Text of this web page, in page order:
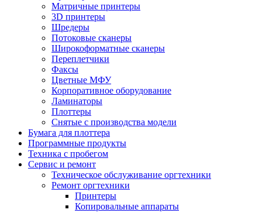
Матричные принтеры
3D принтеры
Шредеры
Потоковые сканеры
Широкоформатные сканеры
Переплетчики
Факсы
Цветные МФУ
Корпоративное оборудование
Ламинаторы
Плоттеры
Снятые с производства модели
Бумага для плоттера
Программные продукты
Техника с пробегом
Сервис и ремонт
Техническое обслуживание оргтехники
Ремонт оргтехники
Принтеры
Копировальные аппараты